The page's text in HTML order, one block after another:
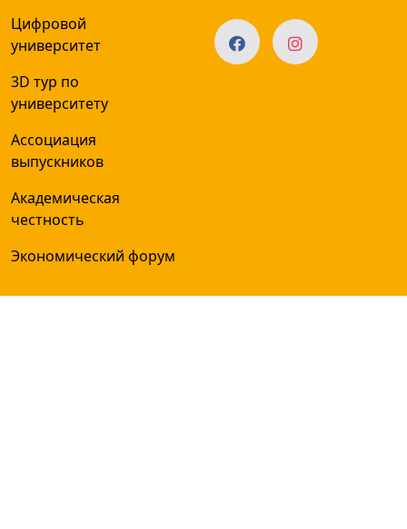
Цифровой
университет
3D тур по
университету
Ассоциация
выпускников
Академическая
честность
Экономический форум